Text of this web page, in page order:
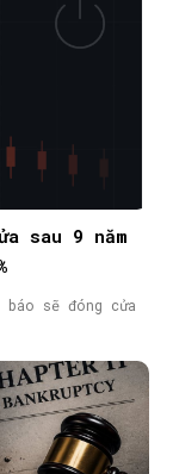
sau 9 năm
sẽ đóng cửa